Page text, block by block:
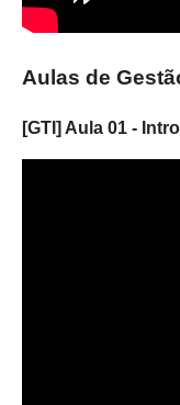
Aulas de
[GTI] Aula 01 -